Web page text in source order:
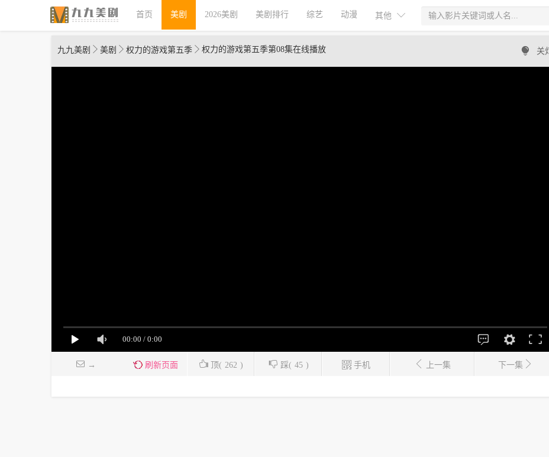
首页 美剧 2026美剧 美剧排行 综艺 动漫 其他
九九美剧 美剧 权力的游戏第五季 权力的游戏第五季第08集在线播放 关灯
→ 刷新页面 顶( 262 ) 踩( 45 ) 手机 上一集 下一集